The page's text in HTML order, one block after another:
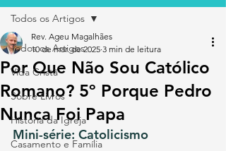
Todos os Artigos
Vida Cristã
Sobre Livros
História da Igreja
Casamento e Família
Todos os Artigos
Por Que Não Sou Católico
Romano? 5º Porque Pedro
Nunca Foi Papa
Rev. Ageu Magalhães
10 de mar. de 2025 3 min de leitura
Mini-série: Catolicismo